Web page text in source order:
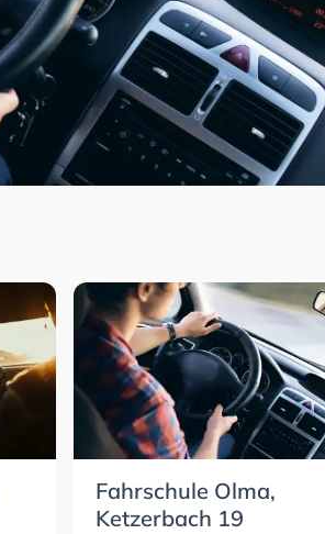
Fahrschule Olma,
Ketzerbach 19